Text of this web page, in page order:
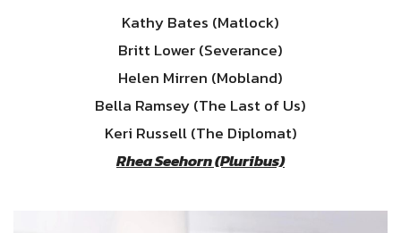
Kathy Bates (Matlock)
Britt Lower (Severance)
Helen Mirren (Mobland)
Bella Ramsey (The Last of Us)
Keri Russell (The Diplomat)
Rhea Seehorn (Pluribus)